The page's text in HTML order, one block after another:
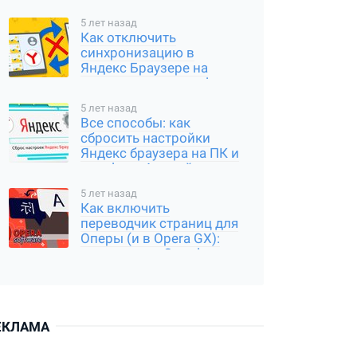
5 лет назад
Как отключить
синхронизацию в
Яндекс Браузере на
компьютере и телефоне
5 лет назад
Все способы: как
сбросить настройки
Яндекс браузера на ПК и
телефоне Андройд,
5 лет назад
Как включить
переводчик страниц для
Оперы (и в Opera GX):
расширение Google